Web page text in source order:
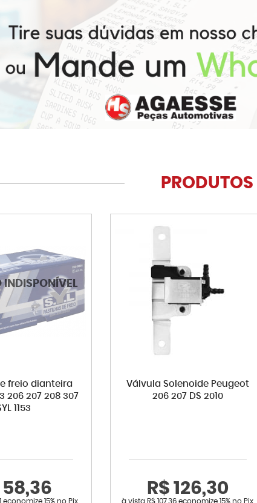
freio dianteira
206 207 208 307
1153
58,36
economize 15% no Pix
Válvula Solenoide Peugeot
206 207 DS 2010
R$ 126,30
à vista R$ 107,36 economize15% no Pix